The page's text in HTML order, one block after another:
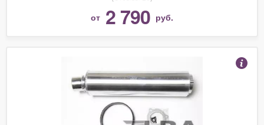
от 2 790 руб.